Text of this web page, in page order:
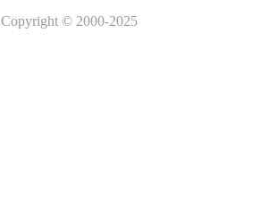
Copyright© 2000-2025